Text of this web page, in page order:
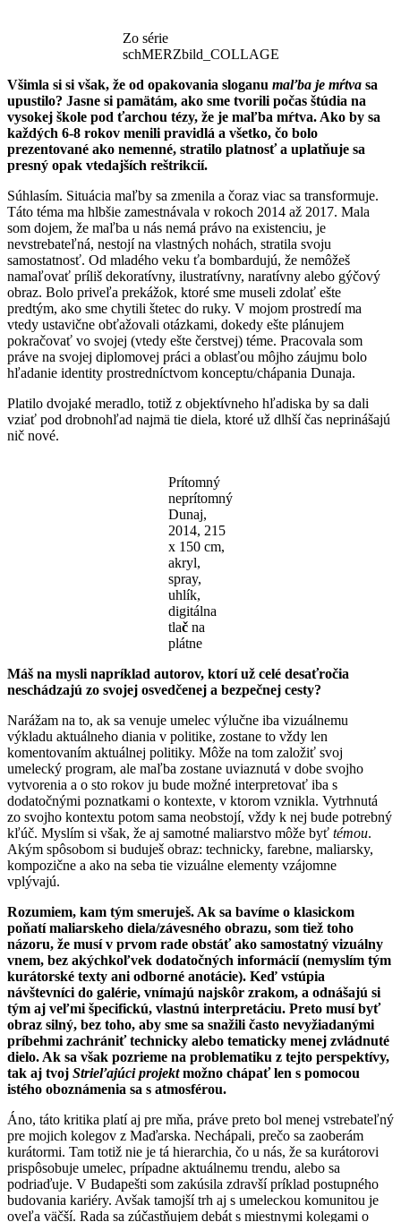
Zo série
schMERZbild_COLLAGE
Všimla si si však, že od opakovania sloganu maľba je mŕtva sa
upustilo? Jasne si pamätám, ako sme tvorili počas štúdia na
vysokej škole pod ťarchou tézy, že je maľba mŕtva. Ako by sa
každých 6-8 rokov menili pravidlá a všetko, čo bolo
prezentované ako nemenné, stratilo platnosť a uplatňuje sa
presný opak vtedajších reštrikcií.
Súhlasím. Situácia maľby sa zmenila a čoraz viac sa transformuje.
Táto téma ma hlbšie zamestnávala v rokoch 2014 až 2017. Mala
som dojem, že maľba u nás nemá právo na existenciu, je
nevstrebateľná, nestojí na vlastných nohách, stratila svoju
samostatnosť. Od mladého veku ťa bombardujú, že nemôžeš
namaľovať príliš dekoratívny, ilustratívny, naratívny alebo gýčový
obraz. Bolo priveľa prekážok, ktoré sme museli zdolať ešte
predtým, ako sme chytili štetec do ruky. V mojom prostredí ma
vtedy ustavične obťažovali otázkami, dokedy ešte plánujem
pokračovať vo svojej (vtedy ešte čerstvej) téme. Pracovala som
práve na svojej diplomovej práci a oblasťou môjho záujmu bolo
hľadanie identity prostredníctvom konceptu/chápania Dunaja.
Platilo dvojaké meradlo, totiž z objektívneho hľadiska by sa dali
vziať pod drobnohľad najmä tie diela, ktoré už dlhší čas neprinášajú
nič nové.
Prítomný
neprítomný
Dunaj,
2014, 215
x 150 cm,
akryl,
spray,
uhlík,
digitálna
tlač na
plátne
Máš na mysli napríklad autorov, ktorí už celé desaťročia
neschádzajú zo svojej osvedčenej a bezpečnej cesty?
Narážam na to, ak sa venuje umelec výlučne iba vizuálnemu
výkladu aktuálneho diania v politike, zostane to vždy len
komentovaním aktuálnej politiky. Môže na tom založiť svoj
umelecký program, ale maľba zostane uviaznutá v dobe svojho
vytvorenia a o sto rokov ju bude možné interpretovať iba s
dodatočnými poznatkami o kontexte, v ktorom vznikla. Vytrhnutá
zo svojho kontextu potom sama neobstojí, vždy k nej bude potrebný
kľúč. Myslím si však, že aj samotné maliarstvo môže byť témou.
Akým spôsobom si buduješ obraz: technicky, farebne, maliarsky,
kompozične a ako na seba tie vizuálne elementy vzájomne
vplývajú.
Rozumiem, kam tým smeruješ. Ak sa bavíme o klasickom
poňatí maliarskeho diela/závesného obrazu, som tiež toho
názoru, že musí v prvom rade obstáť ako samostatný vizuálny
vnem, bez akýchkoľvek dodatočných informácií (nemyslím tým
kurátorské texty ani odborné anotácie). Keď vstúpia
návštevníci do galérie, vnímajú najskôr zrakom, a odnášajú si
tým aj veľmi špecifickú, vlastnú interpretáciu. Preto musí byť
obraz silný, bez toho, aby sme sa snažili často nevyžiadanými
príbehmi zachrániť technicky alebo tematicky menej zvládnuté
dielo. Ak sa však pozrieme na problematiku z tejto perspektívy,
tak aj tvoj Strieľajúci projektmožno chápať len s pomocou
istého oboznámenia sa s atmosférou.
Áno, táto kritika platí aj pre mňa, práve preto bol menej vstrebateľný
pre mojich kolegov z Maďarska. Nechápali, prečo sa zaoberám
kurátormi. Tam totiž nie je tá hierarchia, čo u nás, že sa kurátorovi
prispôsobuje umelec, prípadne aktuálnemu trendu, alebo sa
podriaďuje. V Budapešti som zakúsila zdravší príklad postupného
budovania kariéry. Avšak tamojší trh aj s umeleckou komunitou je
oveľa väčší. Rada sa zúčastňujem debát s miestnymi kolegami o